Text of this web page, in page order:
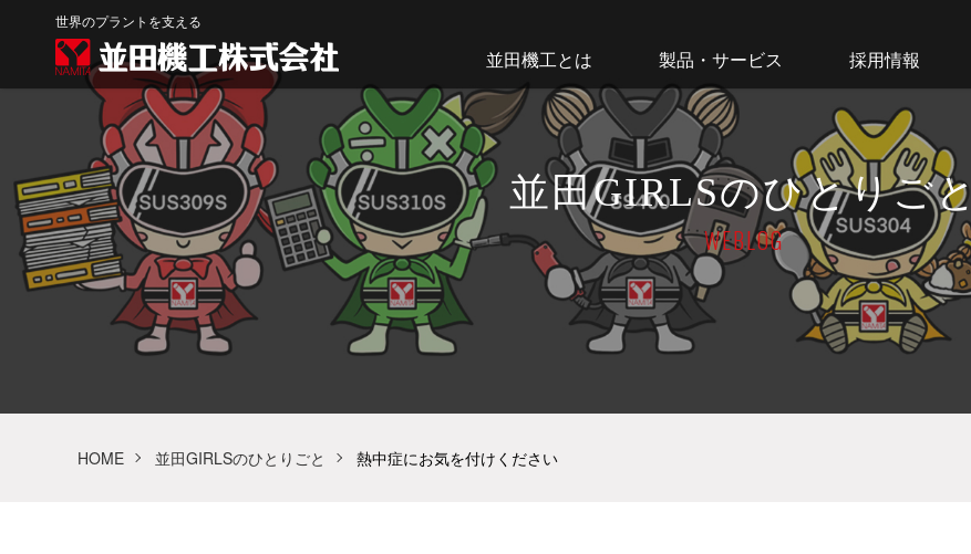
世界のプラントを支える
並田機工とは 製品・サービス 採用情報
並田GIRLSのひとりごと
WEBLOG
HOME 並田GIRLSのひとりごと 熱中症にお気を付けください